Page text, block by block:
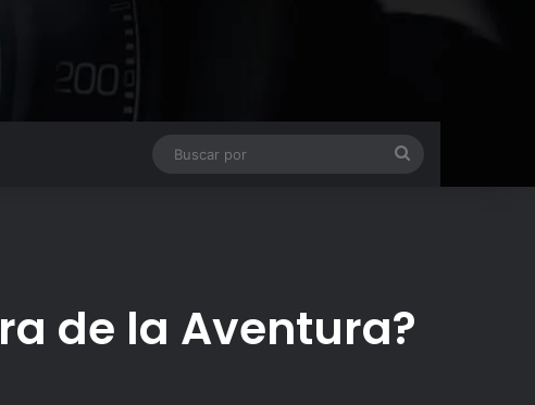
de la Aventura?